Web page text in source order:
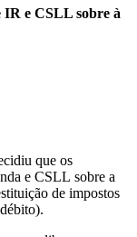
IR e CSLL sobre à
que os
e CSLL sobre a
de impostos